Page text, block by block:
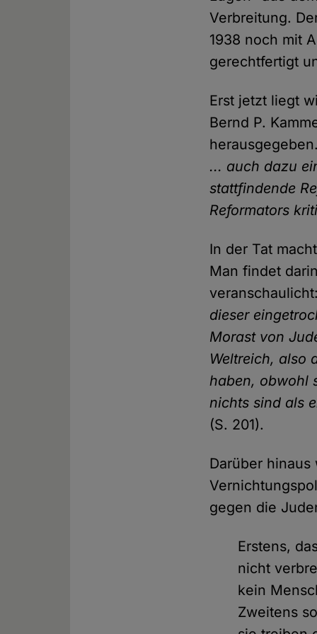
Verbreitung.
1938 noch mit
gerechtfertigt
Erst jetzt liegt
Bernd P.
... auch dazu
stattfindende
Reformators
In der Tat
Man findet
veranschaulicht:
dieser
Morast von
Weltreich, also
haben, obwohl
nichts sind als
(S. 201).
Darüber
gegen die
Erstens,
nicht
kein
Zweitens